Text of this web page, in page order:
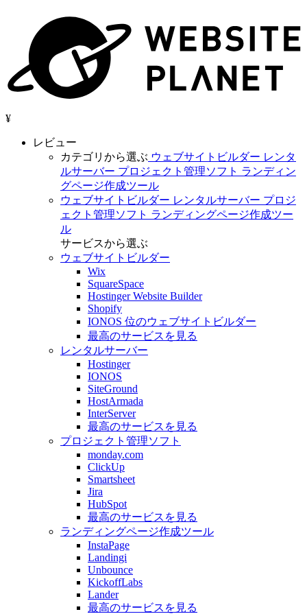
¥
レビュー
カテゴリから選ぶ ウェブサイトビルダー レンタ
ルサーバー プロジェクト管理ソフト ランディン
グページ作成ツール
ウェブサイトビルダー レンタルサーバー プロジ
ェクト管理ソフト ランディングページ作成ツー
ル
サービスから選ぶ
ウェブサイトビルダー
Wix
SquareSpace
Hostinger Website Builder
Shopify
IONOS 位のウェブサイトビルダー
最高のサービスを見る
レンタルサーバー
Hostinger
IONOS
SiteGround
HostArmada
InterServer
最高のサービスを見る
プロジェクト管理ソフト
monday.com
ClickUp
Smartsheet
Jira
HubSpot
最高のサービスを見る
ランディングページ作成ツール
InstaPage
Landingi
Unbounce
KickoffLabs
Lander
最高のサービスを見る